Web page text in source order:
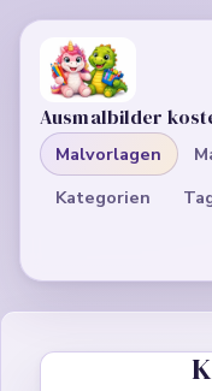
Ausmalbilder
Malvorlagen
Kategorien